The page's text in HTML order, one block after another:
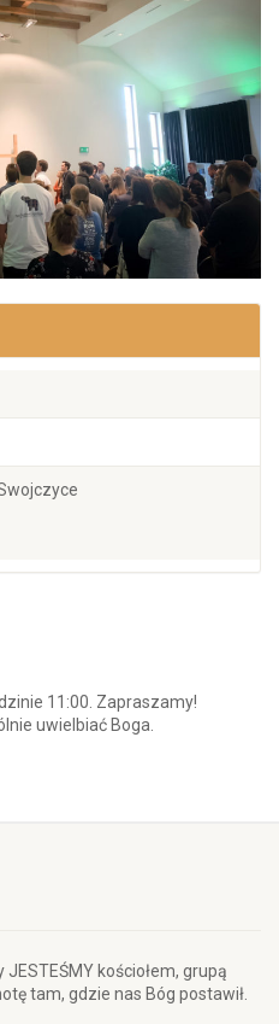
11:00. Zapraszamy!
uwielbiać Boga.
kościołem, grupą
tam, gdzie nas Bóg postawił.